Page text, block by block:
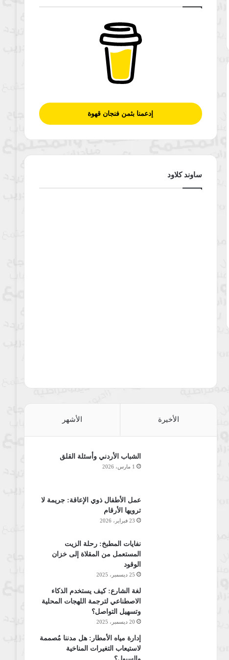
إدعمنا بثمن فنجان قهوة
ساوند كلاود
الأخيرة الأشهر
الشباب الأردني وأسئلة القلق
1 مارس، 2026
عمل الأطفال ذوي الإعاقة: جريمة لا
ترويها الأرقام
23 فبراير، 2026
نفايات المطبخ: رحلة الزيت
المستعمل من المقلاة إلى خزان
الوقود
25 ديسمبر، 2025
لغة الشارع: كيف يستخدم الذكاء
الاصطناعي لترجمة اللهجات المحلية
وتسهيل التواصل؟
20 ديسمبر، 2025
إدارة مياه الأمطار: هل مدننا مُصممة
لاستيعاب التغيرات المناخية